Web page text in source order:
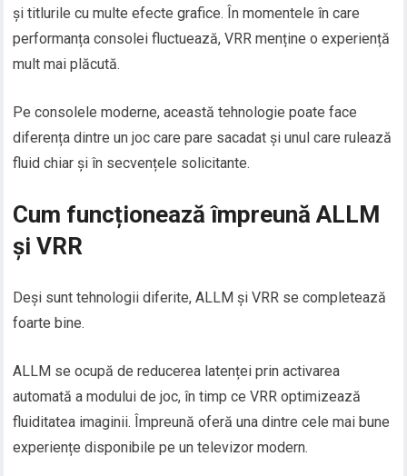
și titlurile cu multe efecte grafice. În momentele în care
performanța consolei fluctuează, VRR menține o experiență
mult mai plăcută.
Pe consolele moderne, această tehnologie poate face
diferența dintre un joc care pare sacadat și unul care rulează
fluid chiar și în secvențele solicitante.
Cum funcționează împreună ALLM
și VRR
Deși sunt tehnologii diferite, ALLM și VRR se completează
foarte bine.
ALLM se ocupă de reducerea latenței prin activarea
automată a modului de joc, în timp ce VRR optimizează
fluiditatea imaginii. Împreună oferă una dintre cele mai bune
experiențe disponibile pe un televizor modern.